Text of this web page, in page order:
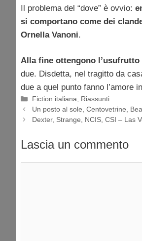
Il problema del “dove” è ovvio:
si comportano come dei
Ornella Vanoni.
Alla fine ottengono l’usufrutto
due. Disdetta, nel tragitto da
due a quel punto fanno l’amore
Categorie
Fiction italiana, Riassunti
Un posto al sole, Centovetrine,
Dexter, Strange, NCIS, CSI – Las
Lascia un commento